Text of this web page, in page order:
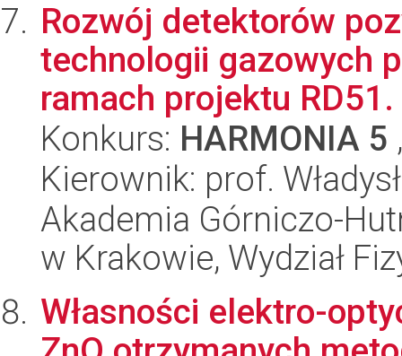
Rozwój detektorów
technologii gazowych
ramach projektu RD51.
Konkurs: HARMONIA 5
Kierownik: prof.
Akademia Górniczo-
w Krakowie, Wydział
Własności elektro-